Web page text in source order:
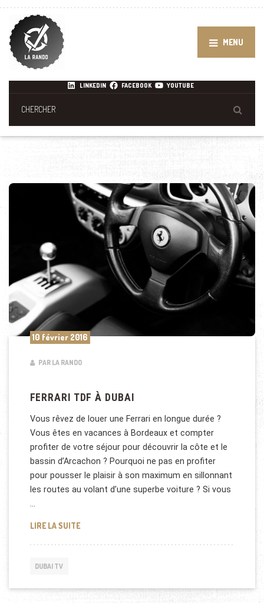
MENU
LINKEDIN FACEBOOK YOUTUBE
10 février 2016
PAR LA RANDO
FERRARI TDF À DUBAI
Vous rêvez de louer une Ferrari en longue durée ?
Vous êtes en vacances à Bordeaux et compter
profiter de votre séjour pour découvrir la côte et le
bassin d’Arcachon ? Pourquoi ne pas en profiter
pour pousser le plaisir à son maximum en sillonnant
les routes au volant d’une superbe voiture ? Si vous
LIRE LA SUITEFERRARI TDF À DUBAI
DUBAI TV